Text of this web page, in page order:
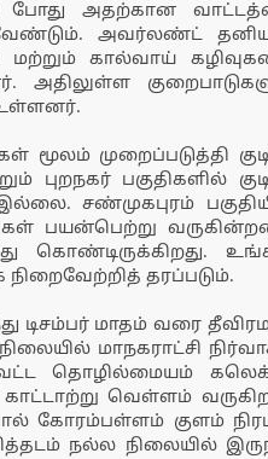
போது அதற்கான
அவர்லண்ட்
கால்வாய்
முறைப்படுத்தி
பகுதிகளில்
சண்முகபுரம்
பயன்பெற்று
கொண்டிருக்கிறது.
தரப்படும்.
டிசம்பர் மாதம் வரை
மாநகராட்சி
தொழில்மையம்
வெள்ளம்
கோரம்பள்ளம் குளம்
நல்ல நிலையில்